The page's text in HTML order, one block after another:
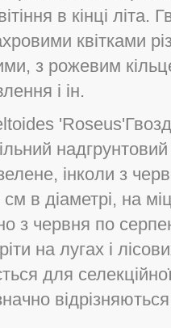
в кінці літа.
квітками
з рожевим
і ін.
інколи з
см в діаметрі, на
з червня по
на лугах і
для